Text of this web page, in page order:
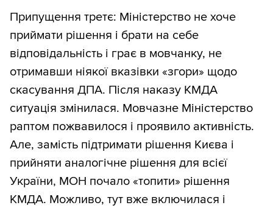
Припущення третє: Міністерство не хоче
приймати рішення і брати на себе
відповідальність і грає в мовчанку, не
отримавши ніякої вказівки «згори» щодо
скасування ДПА. Після наказу КМДА
ситуація змінилася. Мовчазне Міністерство
раптом пожвавилося і проявило активність.
Але, замість підтримати рішення Києва і
прийняти аналогічне рішення для всієї
України, МОН почало «топити» рішення
КМДА. Можливо, тут вже включилася і